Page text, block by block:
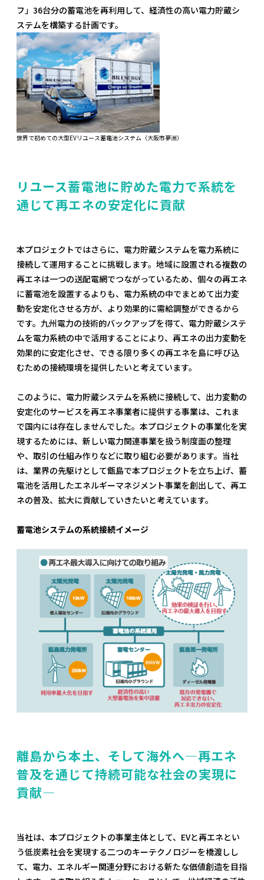
フ」36台分の蓄電池を再利用して、経済性の高い電力貯蔵シ
ステムを構築する計画です。
世界で初めての大型EVリユース蓄電池システム（大阪市夢洲）
リユース蓄電池に貯めた電力で系統を
通じて再エネの安定化に貢献
本プロジェクトではさらに、電力貯蔵システムを電力系統に
接続して運用することに挑戦します。地域に設置される複数の
再エネは一つの送配電網でつながっているため、個々の再エネ
に蓄電池を設置するよりも、電力系統の中でまとめて出力変
動を安定化させる方が、より効果的に需給調整ができるから
です。九州電力の技術的バックアップを得て、電力貯蔵システ
ムを電力系統の中で活用することにより、再エネの出力変動を
効果的に安定化させ、できる限り多くの再エネを島に呼び込
むための接続環境を提供したいと考えています。
このように、電力貯蔵システムを系統に接続して、出力変動の
安定化のサービスを再エネ事業者に提供する事業は、これま
で国内には存在しませんでした。本プロジェクトの事業化を実
現するためには、新しい電力関連事業を扱う制度面の整理
や、取引の仕組み作りなどに取り組む必要があります。当社
は、業界の先駆けとして甑島で本プロジェクトを立ち上げ、蓄
電池を活用したエネルギーマネジメント事業を創出して、再エ
ネの普及、拡大に貢献していきたいと考えています。
蓄電池システムの系統接続イメージ
離島から本土、そして海外へ―再エネ
普及を通じて持続可能な社会の実現に
貢献―
当社は、本プロジェクトの事業主体として、EVと再エネとい
う低炭素社会を実現する二つのキーテクノロジーを橋渡しし
て、電力、エネルギー関連分野における新たな価値創造を目指